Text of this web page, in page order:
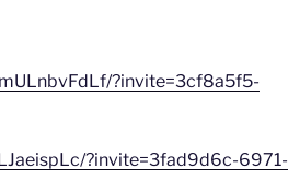
?invite=3cf8a5f5-
?invite=3fad9d6c-6971-